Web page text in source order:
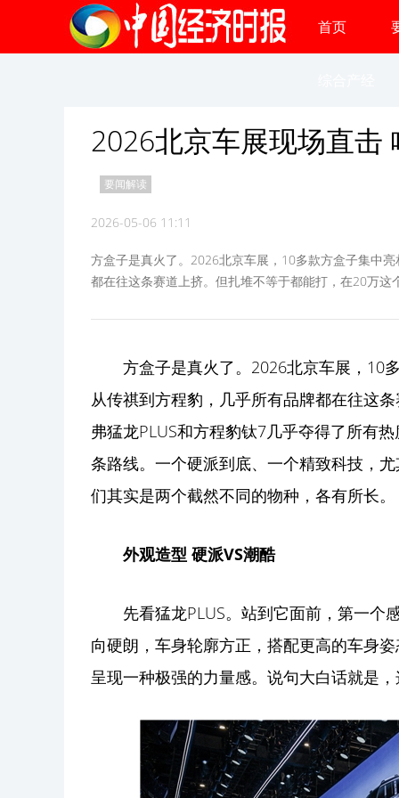
首页
2026北京车展现场直击
要闻解读
2026-05-06 11:11
方盒子是真火了。2026北京车展，10多款方盒子集中
都在往这条赛道上挤。但扎堆不等于都能打，在20万这
方盒子是真火了。2026北京车展，10
从传祺到方程豹，几乎所有品牌都在往这
弗猛龙PLUS和方程豹钛7几乎夺得了所有
条路线。一个硬派到底、一个精致科技，
们其实是两个截然不同的物种，各有所长。
外观造型 硬派VS潮酷
先看猛龙PLUS。站到它面前，第一个
向硬朗，车身轮廓方正，搭配更高的车身
呈现一种极强的力量感。说句大白话就是